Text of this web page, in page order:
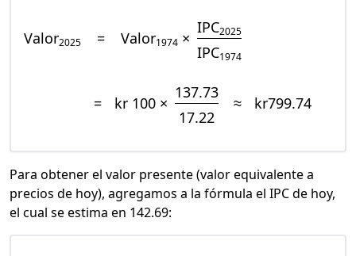
Valor2025 = Valor1974 ×
IPC2025
IPC1974
= kr 100 ×
137.73
17.22
≈ kr799.74
Para obtener el valor presente (valor equivalente a
precios de hoy), agregamos a la fórmula el IPC de hoy,
el cual se estima en 142.69: